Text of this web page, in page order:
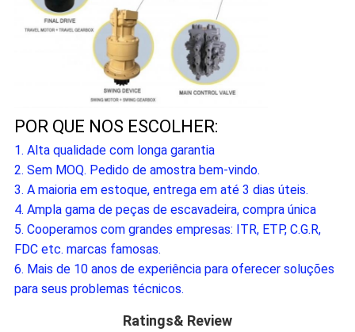
POR QUE NOS ESCOLHER:
1. Alta qualidade com longa garantia
2. Sem MOQ. Pedido de amostra bem-vindo.
3. A maioria em estoque, entrega em até 3 dias úteis.
4. Ampla gama de peças de escavadeira, compra única
5. Cooperamos com grandes empresas: ITR, ETP, C.G.R,
FDC etc. marcas famosas.
6. Mais de 10 anos de experiência para oferecer soluções
para seus problemas técnicos.
Ratings& Review